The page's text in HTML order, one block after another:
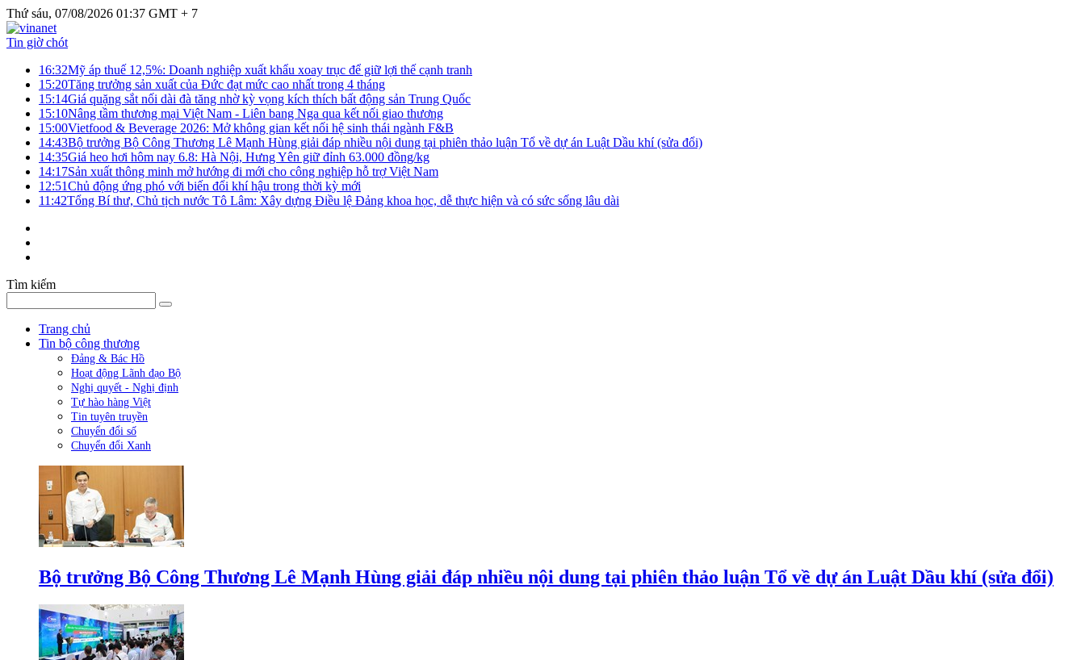
Thứ sáu, 07/08/2026 01:37 GMT + 7
Tin giờ chót
16:32Mỹ áp thuế 12,5%: Doanh nghiệp xuất khẩu xoay trục để giữ lợi thế cạnh tranh
15:20Tăng trưởng sản xuất của Đức đạt mức cao nhất trong 4 tháng
15:14Giá quặng sắt nối dài đà tăng nhờ kỳ vọng kích thích bất động sản Trung Quốc
15:10Nâng tầm thương mại Việt Nam - Liên bang Nga qua kết nối giao thương
15:00Vietfood & Beverage 2026: Mở không gian kết nối hệ sinh thái ngành F&B
14:43Bộ trưởng Bộ Công Thương Lê Mạnh Hùng giải đáp nhiều nội dung tại phiên thảo luận Tổ về dự án Luật Dầu khí (sửa đổi)
14:35Giá heo hơi hôm nay 6.8: Hà Nội, Hưng Yên giữ đỉnh 63.000 đồng/kg
14:17Sản xuất thông minh mở hướng đi mới cho công nghiệp hỗ trợ Việt Nam
12:51Chủ động ứng phó với biến đổi khí hậu trong thời kỳ mới
11:42Tổng Bí thư, Chủ tịch nước Tô Lâm: Xây dựng Điều lệ Đảng khoa học, dễ thực hiện và có sức sống lâu dài
Tìm kiếm
Trang chủ
Tin bộ công thương
Đảng & Bác Hồ
Hoạt động Lãnh đạo Bộ
Nghị quyết - Nghị định
Tự hào hàng Việt
Tin tuyên truyền
Chuyển đổi số
Chuyển đổi Xanh
Bộ trưởng Bộ Công Thương Lê Mạnh Hùng giải đáp nhiều nội dung tại phiên thảo luận Tổ về dự án Luật Dầu khí (sửa đổi)